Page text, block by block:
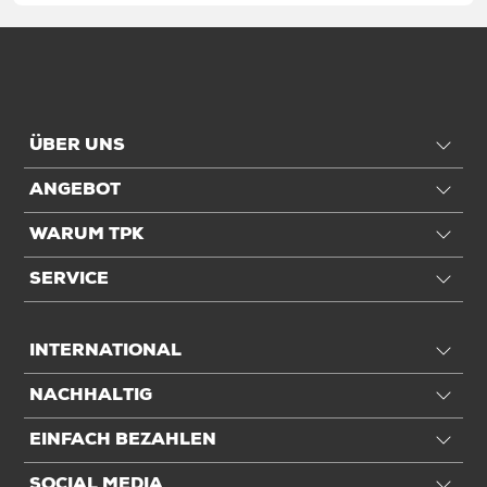
Einheiten
Alle Angaben ohne Gewähr, Druckfehler vorbehalten.
ÜBER UNS
ANGEBOT
WARUM TPK
SERVICE
INTERNATIONAL
NACHHALTIG
EINFACH BEZAHLEN